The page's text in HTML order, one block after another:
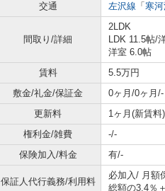
交通
左沢線 「 寒
間取り/詳細
2LDK
LDK 11.5帖/
洋室 6.0帖
賃料 5.5万円
敷金/礼金/保証金
0ヶ月/0ヶ月/-
更新料
1ヶ月(新賃料)
権利金/雑費
-/-
保険加入/料金
有/-
保証人代行義務/利用料
必加入/ 月額
総額の3.4％